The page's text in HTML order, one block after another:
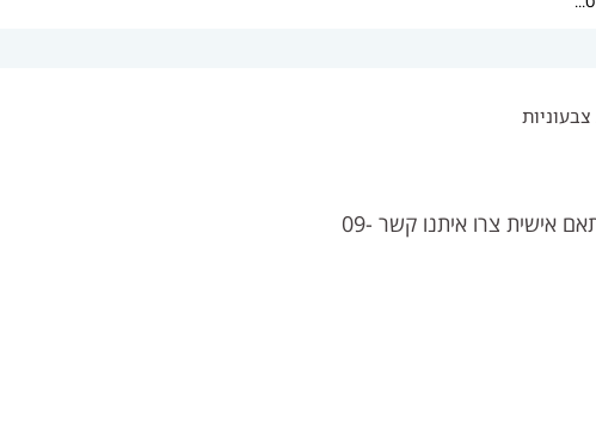
סט מקסים של 5 מסגרות לתליה על הקיר. להרכבת סט מותאם אישית צרו איתנו קשר 09-